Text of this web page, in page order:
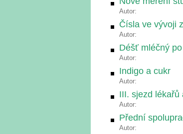
Autor:
Čísla ve vývoji
Autor:
Déšť mléčný
Autor:
Indigo a cukr
Autor:
III. sjezd lékařů
Autor:
Přední
Autor: